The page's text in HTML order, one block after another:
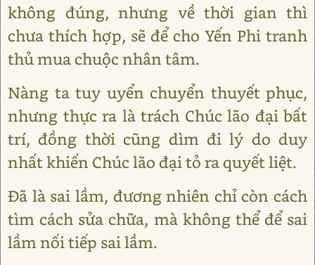
không đúng, nhưng về thời gian thì
chưa thích hợp, sẽ để cho Yến Phi tranh
thủ mua chuộc nhân tâm.
Nàng ta tuy uyển chuyển thuyết phục,
nhưng thực ra là trách Chúc lão đại bất
trí, đồng thời cũng dìm đi lý do duy
nhất khiến Chúc lão đại tỏ ra quyết liệt.
Đã là sai lầm, đương nhiên chỉ còn cách
tìm cách sửa chữa, mà không thể để sai
lầm nối tiếp sai lầm.